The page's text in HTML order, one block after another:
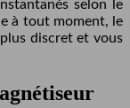
selon le
à tout moment, le
plus discret et vous